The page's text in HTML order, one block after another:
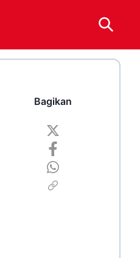
Bagikan